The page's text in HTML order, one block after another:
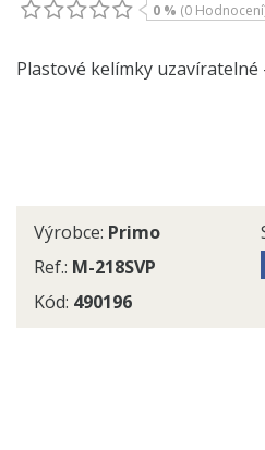
0 % (0
Plastové kelímky uzavíratelné
Výrobce: Primo
Ref.: M-218SVP
Kód: 490196